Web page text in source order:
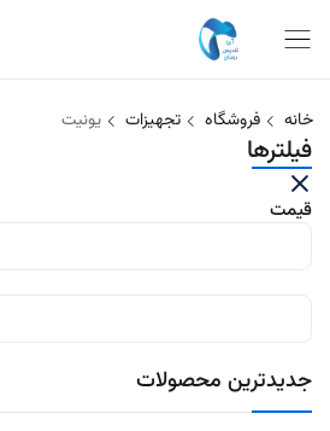
خانه فروشگاه تجهیزات یونیت
فیلترها
قیمت
جدیدترین محصولات